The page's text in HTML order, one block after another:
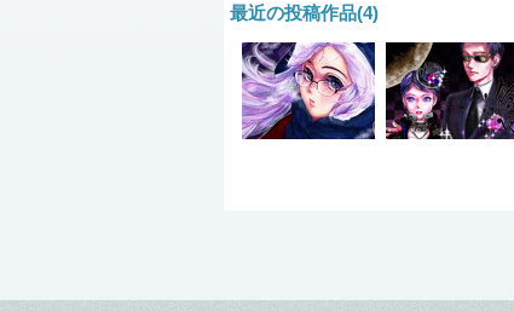
最近の投稿作品(4)